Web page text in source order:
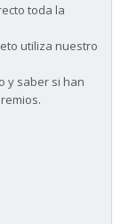
toda la
utiliza nuestro
y saber si han